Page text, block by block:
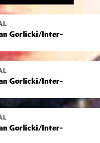
Gorlicki/Inter-
Gorlicki/Inter-
Gorlicki/Inter-